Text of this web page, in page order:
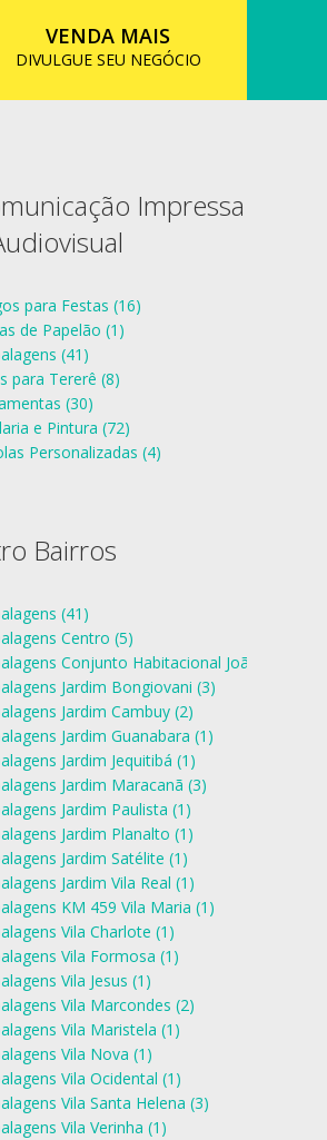
VENDA MAIS
DIVULGUE SEU NEGÓCIO
Impressa
para Festas (16)
de Papelão (1)
(41)
para Tererê (8)
(30)
e Pintura (72)
Personalizadas (4)
Bairros
(41)
Centro (5)
Conjunto Habitacional João
Jardim Bongiovani (3)
Jardim Cambuy (2)
Jardim Guanabara (1)
Jardim Jequitibá (1)
Jardim Maracanã (3)
Jardim Paulista (1)
Jardim Planalto (1)
Jardim Satélite (1)
Jardim Vila Real (1)
KM 459 Vila Maria (1)
Vila Charlote (1)
Vila Formosa (1)
Vila Jesus (1)
Vila Marcondes (2)
Vila Maristela (1)
Vila Nova (1)
Vila Ocidental (1)
Vila Santa Helena (3)
Vila Verinha (1)